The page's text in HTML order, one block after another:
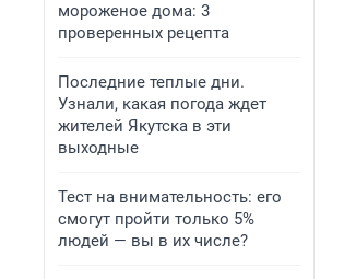
мороженое дома: 3
проверенных рецепта
Последние теплые дни.
Узнали, какая погода ждет
жителей Якутска в эти
выходные
Тест на внимательность: его
смогут пройти только 5%
людей — вы в их числе?